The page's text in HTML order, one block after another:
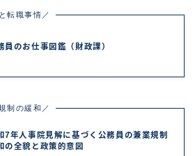
転職事情／
員のお仕事図鑑（財政課）
制の緩和／
7年人事院見解に基づく公務員の兼業規制
の全貌と政策的意図